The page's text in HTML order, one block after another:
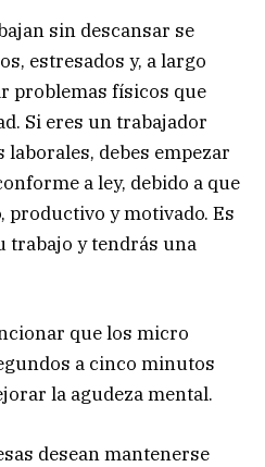
sin descansar se
estresados y, a largo
problemas físicos que
Si eres un trabajador
laborales, debes empezar
a ley, debido a que
productivo y motivado. Es
trabajo y tendrás una
que los micro
a cinco minutos
la agudeza mental.
desean mantenerse